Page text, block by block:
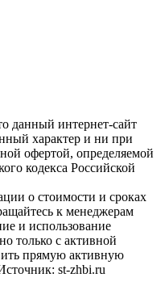
данный интернет-сайт
характер и ни при
офертой, определяемой
кодекса Российской
о стоимости и сроках
к менеджерам
и использование
только с активной
прямую активную
st-zhbi.ru